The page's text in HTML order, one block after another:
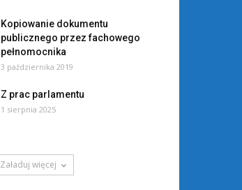
Kopiowanie dokumentu
publicznego przez fachowego
pełnomocnika
3 października 2019
Z prac parlamentu
1 sierpnia 2025
Załaduj więcej